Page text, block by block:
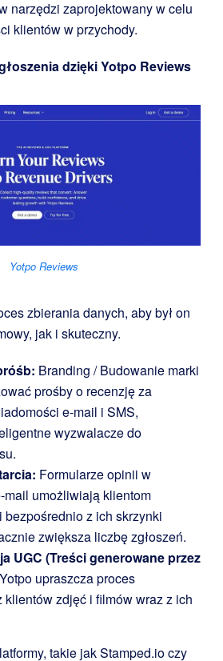
narzędzi zaprojektowany w celu
klientów w przychody.
dziękiYotpo Reviews
Yotpo Reviews
zbierania danych, aby był on
jak i skuteczny.
Branding / Budowanie marki
prośby o recenzję za
e-mail i SMS,
wyzwalacze do
Formularze opinii w
umożliwiają klientom
bezpośrednio z ich skrzynki
zwiększa liczbę zgłoszeń.
UGC (Treści generowane przez
Yotpo upraszcza proces
klientów zdjęć i filmów wraz z ich
takie jak Stamped.io czy